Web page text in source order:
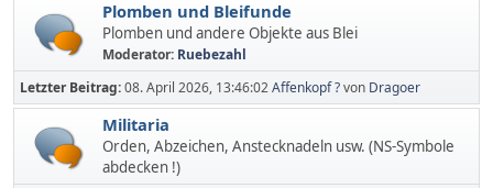
Plomben und Bleifunde
Plomben und andere Objekte aus Blei
Moderator: Ruebezahl
Letzter Beitrag:08. April 2026, 13:46:02Affenkopf ?von Dragoer
Militaria
Orden, Abzeichen, Anstecknadeln usw. (NS-Symbole
abdecken !)